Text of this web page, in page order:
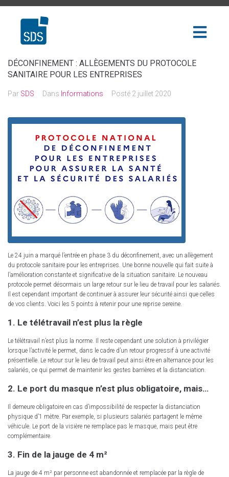
DÉCONFINEMENT : ALLÈGEMENTS DU PROTOCOLE
SANITAIRE POUR LES ENTREPRISES
Par SDS Dans Informations Posté 2 juillet 2020
Le 24 juin a marqué l’entrée en phase 3 du déconfinement, avec un allègement
du protocole sanitaire pour les entreprises. Une bonne nouvelle qui fait suite à
l’amélioration constante et significative de la situation sanitaire. Le nouveau
protocole permet désormais un large retour sur le lieu de travail pour les salariés.
Il est cependant important de continuer à assurer leur sécurité ainsi que celles
de vos clients. Voici les 5 points à retenir pour une reprise sereine.
1. Le télétravail n’est plus la règle
Le télétravail n’est plus la norme. Il reste cependant une solution à privilégier
lorsque l’activité le permet, dans le cadre d’un retour progressif à une activité
présentielle. Le retour sur le lieu de travail peut ainsi être en alternance pour les
salariés, ce qui permet de maintenir les gestes barrières et la distanciation.
2. Le port du masque n’est plus obligatoire, mais…
Il demeure obligatoire en cas d’impossibilité de respecter la distanciation
physique d’1 mètre. Par exemple, si plusieurs salariés partagent le même
véhicule. Le port de la visière ne remplace pas le masque, mais peut être
complémentaire.
3. Fin de la jauge de 4 m²
La jauge de 4 m² par personne est abandonnée et remplacée par la règle de